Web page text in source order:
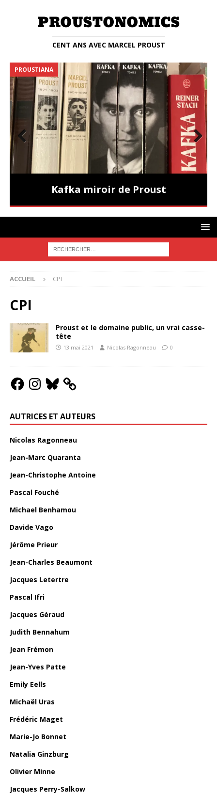
CENT ANS AVEC MARCEL PROUST
PROUSTIANA
Kafka miroir de Proust
Nex
ACCUEIL CPI
CPI
Proust et le domaine public, un vrai casse-
tête
13 mai 2021 Nicolas Ragonneau 0
AUTRICES ET AUTEURS
Nicolas Ragonneau
Jean-Marc Quaranta
Jean-Christophe Antoine
Pascal Fouché
Michael Benhamou
Davide Vago
Jérôme Prieur
Jean-Charles Beaumont
Jacques Letertre
Pascal Ifri
Jacques Géraud
Judith Bennahum
Jean Frémon
Jean-Yves Patte
Emily Eells
Michaël Uras
Frédéric Maget
Marie-Jo Bonnet
Natalia Ginzburg
Olivier Minne
Jacques Perry-Salkow